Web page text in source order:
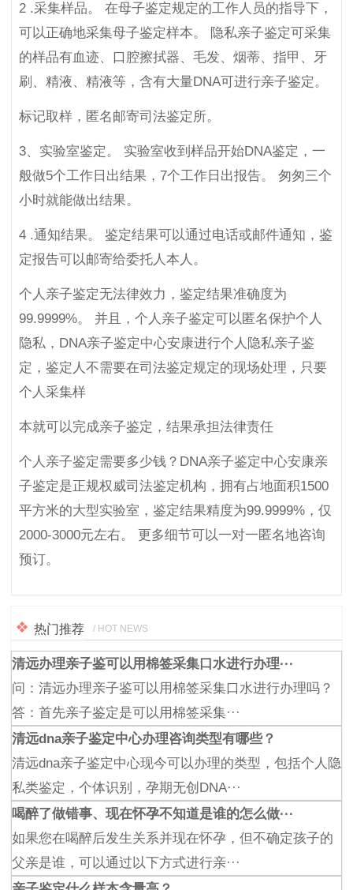
2 .采集样品。 在母子鉴定规定的工作人员的指导下，
可以正确地采集母子鉴定样本。 隐私亲子鉴定可采集
的样品有血迹、口腔擦拭器、毛发、烟蒂、指甲、牙
刷、精液、精液等，含有大量DNA可进行亲子鉴定。
标记取样，匿名邮寄司法鉴定所。
3、实验室鉴定。 实验室收到样品开始DNA鉴定，一
般做5个工作日出结果，7个工作日出报告。 匆匆三个
小时就能做出结果。
4 .通知结果。 鉴定结果可以通过电话或邮件通知，鉴
定报告可以邮寄给委托人本人。
个人亲子鉴定无法律效力，鉴定结果准确度为
99.9999%。 并且，个人亲子鉴定可以匿名保护个人
隐私，DNA亲子鉴定中心安康进行个人隐私亲子鉴
定，鉴定人不需要在司法鉴定规定的现场处理，只要
个人采集样
本就可以完成亲子鉴定，结果承担法律责任
个人亲子鉴定需要多少钱？DNA亲子鉴定中心安康亲
子鉴定是正规权威司法鉴定机构，拥有占地面积1500
平方米的大型实验室，鉴定结果精度为99.9999%，仅
2000-3000元左右。 更多细节可以一对一匿名地咨询
预订。
热门推荐 / HOT NEWS
清远办理亲子鉴可以用棉签采集口水进行办理···
问：清远办理亲子鉴可以用棉签采集口水进行办理吗？
答：首先亲子鉴定是可以用棉签采集···
清远dna亲子鉴定中心办理咨询类型有哪些？
清远dna亲子鉴定中心现今可以办理的类型，包括个人隐
私类鉴定，个体识别，孕期无创DNA···
喝醉了做错事、现在怀孕不知道是谁的怎么做···
如果您在喝醉后发生关系并现在怀孕，但不确定孩子的
父亲是谁，可以通过以下方式进行亲···